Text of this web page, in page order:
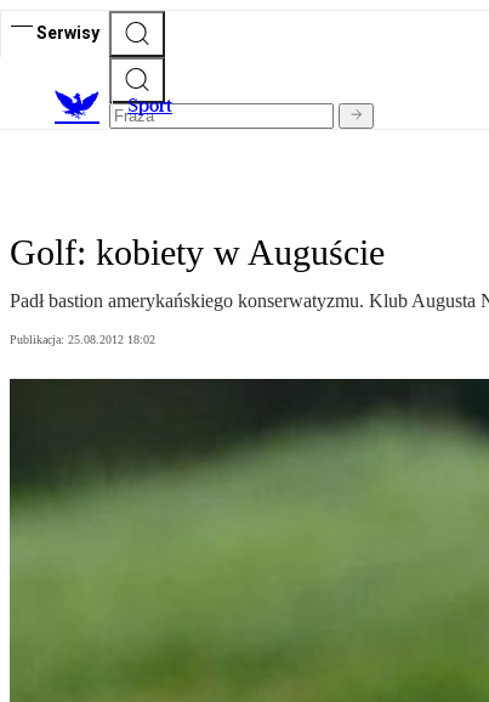
Serwisy
Sport
Golf: kobiety w Auguście
Padł bastion amerykańskiego konserwatyzmu. Klub
Publikacja: 25.08.2012 18:02